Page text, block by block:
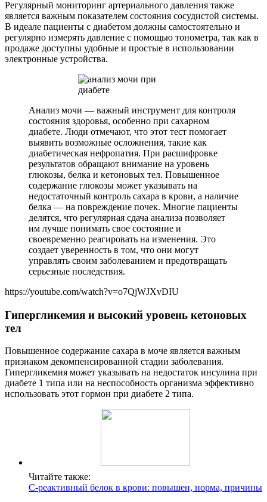
Регулярный мониторинг артериального давления также
является важным показателем состояния сосудистой системы.
В идеале пациенты с диабетом должны самостоятельно и
регулярно измерять давление с помощью тонометра, так как в
продаже доступны удобные и простые в использовании
электронные устройства.
Анализ мочи — важный инструмент для контроля
состояния здоровья, особенно при сахарном
диабете. Люди отмечают, что этот тест помогает
выявить возможные осложнения, такие как
диабетическая нефропатия. При расшифровке
результатов обращают внимание на уровень
глюкозы, белка и кетоновых тел. Повышенное
содержание глюкозы может указывать на
недостаточный контроль сахара в крови, а наличие
белка — на повреждение почек. Многие пациенты
делятся, что регулярная сдача анализа позволяет
им лучше понимать свое состояние и
своевременно реагировать на изменения. Это
создает уверенность в том, что они могут
управлять своим заболеванием и предотвращать
серьезные последствия.
https://youtube.com/watch?v=o7QjWJXvDIU
Гипергликемия и высокий уровень кетоновых
тел
Повышенное содержание сахара в моче является важным
признаком декомпенсированной стадии заболевания.
Гипергликемия может указывать на недостаток инсулина при
диабете 1 типа или на неспособность организма эффективно
использовать этот гормон при диабете 2 типа.
Читайте также:
С-реактивный белок в крови: повышен, норма, причины